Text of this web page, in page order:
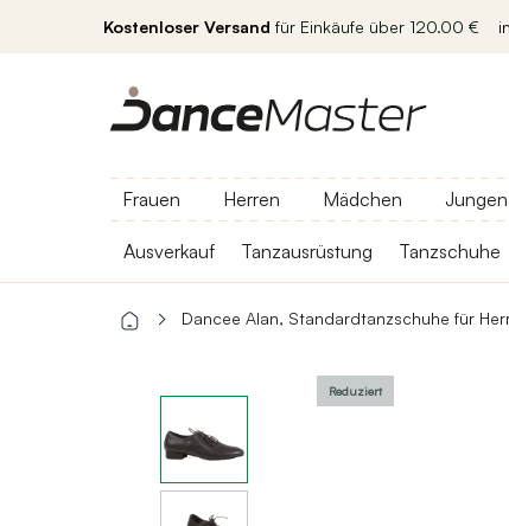
Kostenloser Versand für Einkäufe über 120.00 €
Frauen Herren Mädchen Jungen
Ausverkauf Tanzausrüstung Tanzschuhe
Dancee Alan, Standardtanzschuhe für
Reduziert